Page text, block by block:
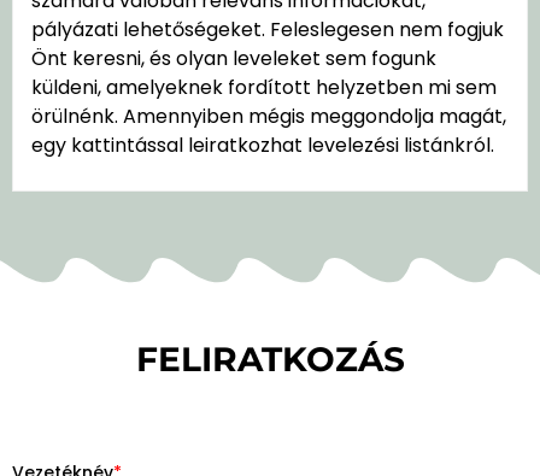
pályázati lehetőségeket. Feleslegesen nem fogjuk
Önt keresni, és olyan leveleket sem fogunk
küldeni, amelyeknek fordított helyzetben mi sem
örülnénk. Amennyiben mégis meggondolja magát,
egy kattintással leiratkozhat levelezési listánkról.
FELIRATKOZÁS